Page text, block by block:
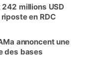
millions USD
en RDC
annoncent une
des bases